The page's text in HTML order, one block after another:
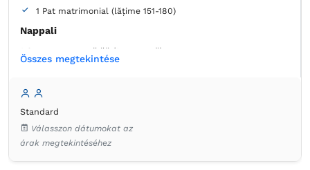
1 Pat matrimonial (lățime 151-180)
Nappali
1 Canapea extensibilă (1 persoană)
saját -
Extra hosszú ágy Szekrény
Laposképernyős tévé
Összes megtekintése
Standard
Válasszon dátumokat az
árak megtekintéséhez